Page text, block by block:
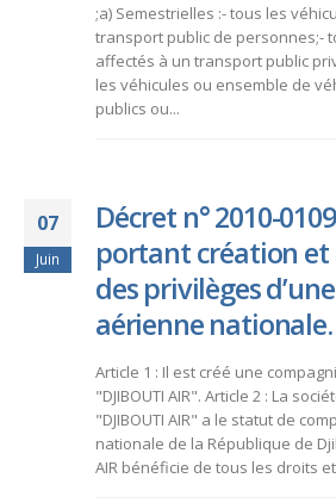
;a) Semestrielles :- tous les
transport public de personnes;-
affectés à un transport public
les véhicules ou ensemble de
publics ou...
07
Juin
Décret n° 2010-
portant création
des privilèges
aérienne nationale.
Article 1 : Il est créé une
"DJIBOUTI AIR". Article 2 : La
"DJIBOUTI AIR" a le statut de
nationale de la République de
AIR bénéficie de tous les droits